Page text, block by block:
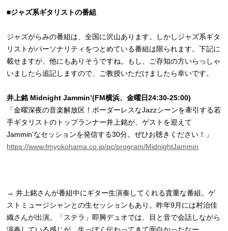
■ジャズ系ギタリストの番組
ジャズがらみの番組は、全国に沢山あります。しかしジャズ系ギタ
リストがパーソナリティをつとめている番組は限られます。下記に
載せますが、他にもありそうですね。もし、ご存知の方いらっしゃ
いましたら追記しますので、ご教授いただけましたら幸いです。
井上銘 Midnight Jammin’(FM横浜、金曜日24:30-25:00)
「金曜深夜の音楽解放区！ボーダーレスなJazzシーンを牽引する若
手ギタリストのトップランナー井上銘が、ゲストを迎えて
Jammin’なセッションを発信する30分。ぜひお聴きください！」
https://www.fmyokohama.co.jp/pc/program/MidnightJammin
→ 井上銘さんが番組中にギター生演奏してくれる貴重な番組。ゲ
ストミュージシャンとの生セッションもあり。昨年9月には村治佳
織さんが出演。「ステラ」即興デュオでは、目と音で会話しながら